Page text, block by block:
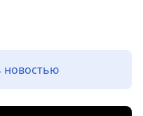
новостью